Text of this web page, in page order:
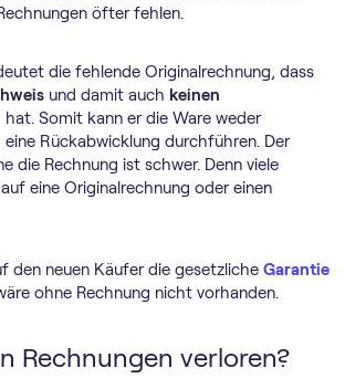
öfter fehlen.
die fehlende Originalrechnung, dass
und damit auch keinen
hat. Somit kann er die Ware weder
Rückabwicklung durchführen. Der
die Rechnung ist schwer. Denn viele
eine Originalrechnung oder einen
den neuen Käufer die gesetzliche Garantie
ohne Rechnung nicht vorhanden.
Rechnungen verloren?